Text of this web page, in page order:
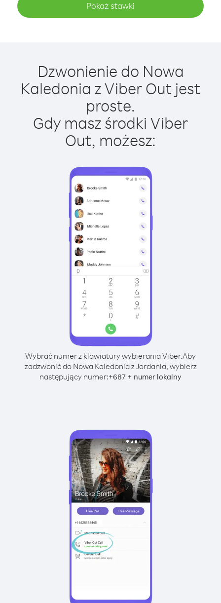
Pokaż stawki
Dzwonienie do Nowa
Kaledonia z Viber Out jest
proste.
Gdy masz środki Viber
Out, możesz:
Wybrać numer z klawiatury wybierania Viber.Aby
zadzwonić do Nowa Kaledonia z Jordania, wybierz
następujący numer:+687 + numer lokalny